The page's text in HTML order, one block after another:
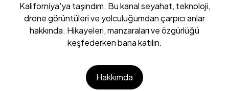
Kaliforniya'ya taşındım. Bu kanal seyahat, teknoloji,
drone görüntüleri ve yolculuğumdan çarpıcı anlar
hakkında. Hikayeleri, manzaraları ve özgürlüğü
keşfederken bana katılın.
Hakkımda